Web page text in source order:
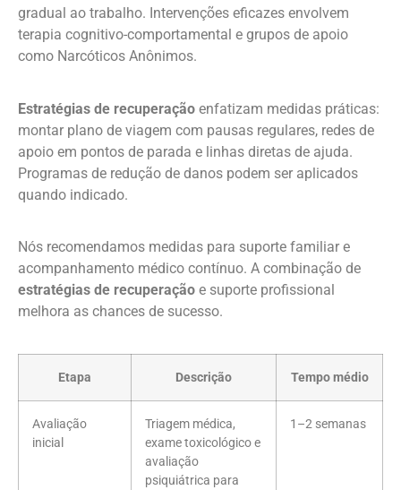
gradual ao trabalho. Intervenções eficazes envolvem
terapia cognitivo-comportamental e grupos de apoio
como Narcóticos Anônimos.
Estratégias de recuperação enfatizam medidas práticas:
montar plano de viagem com pausas regulares, redes de
apoio em pontos de parada e linhas diretas de ajuda.
Programas de redução de danos podem ser aplicados
quando indicado.
Nós recomendamos medidas para suporte familiar e
acompanhamento médico contínuo. A combinação de
estratégias de recuperação e suporte profissional
melhora as chances de sucesso.
Etapa Descrição Tempo médio
Avaliação
inicial
Triagem médica,
exame toxicológico e
avaliação
psiquiátrica para
1–2 semanas